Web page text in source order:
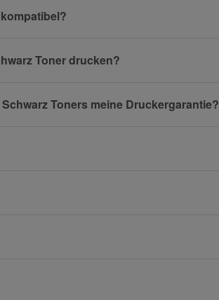
Mobiltelefon
Toner drucken?
Toners meine Druckergarantie?